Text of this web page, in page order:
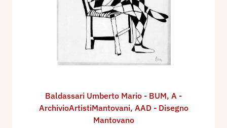
Baldassari Umberto Mario - BUM, A -
ArchivioArtistiMantovani, AAD - Disegno
Mantovano